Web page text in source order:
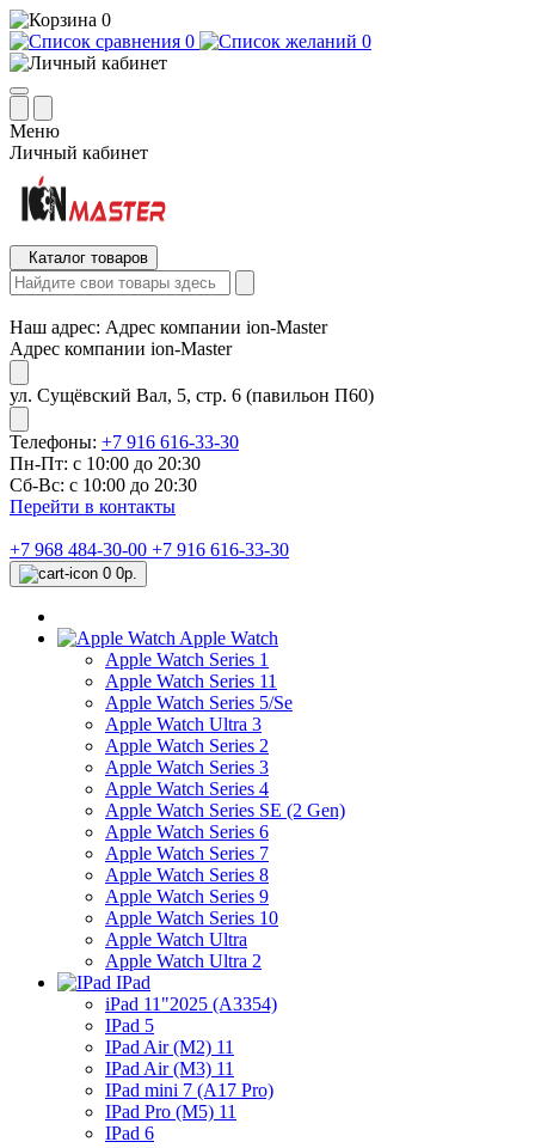
0
0
0
Меню
Личный кабинет
Каталог товаров
Наш адрес: Адрес компании ion-Master
Адрес компании ion-Master
ул. Сущёвский Вал, 5, стр. 6 (павильон П60)
Телефоны: +7 916 616-33-30
Пн-Пт: с 10:00 до 20:30
Сб-Вс: с 10:00 до 20:30
Перейти в контакты
+7 968 484-30-00 +7 916 616-33-30
0 0р.
Apple Watch
Apple Watch Series 1
Apple Watch Series 11
Apple Watch Series 5/Se
Apple Watch Ultra 3
Apple Watch Series 2
Apple Watch Series 3
Apple Watch Series 4
Apple Watch Series SE (2 Gen)
Apple Watch Series 6
Apple Watch Series 7
Apple Watch Series 8
Apple Watch Series 9
Apple Watch Series 10
Apple Watch Ultra
Apple Watch Ultra 2
IPad
iPad 11"2025 (A3354)
IPad 5
IPad Air (M2) 11
IPad Air (M3) 11
IPad mini 7 (A17 Pro)
IPad Pro (M5) 11
IPad 6